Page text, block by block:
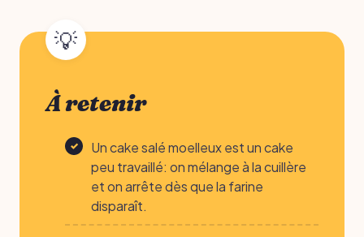
À retenir
Un cake salé moelleux est un cake
peu travaillé: on mélange à la cuillère
et on arrête dès que la farine
disparaît.